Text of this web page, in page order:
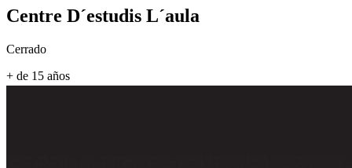
Centre D´estudis L´aula
Cerrado
+ de 15 años